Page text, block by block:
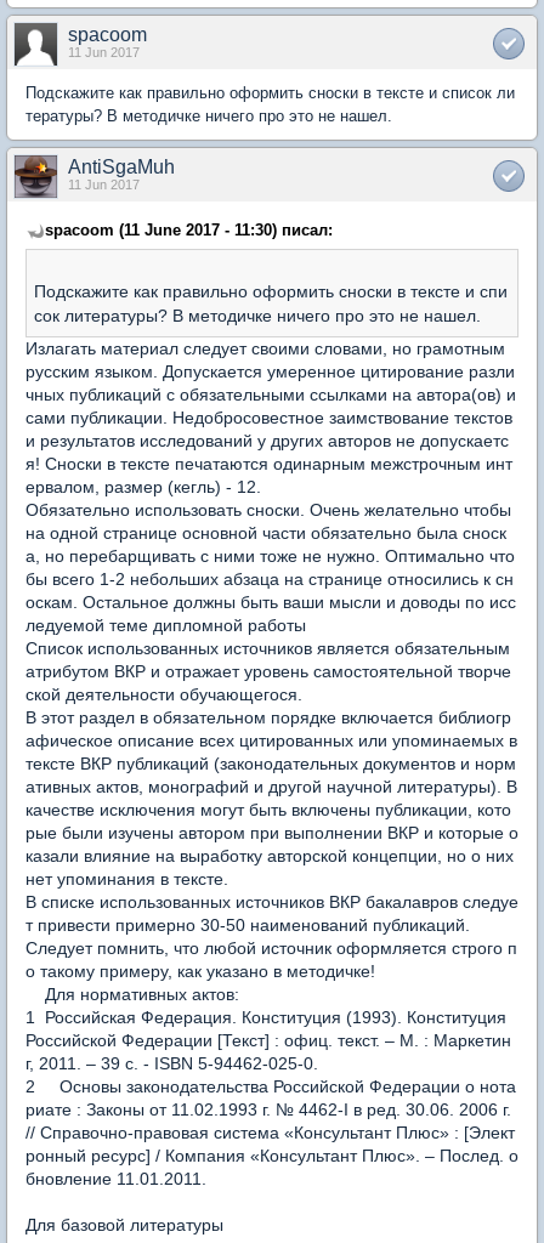
spacoom
11 Jun 2017
Подскажите как правильно оформить сноски в тексте и список ли
тературы? В методичке ничего про это не нашел.
AntiSgaMuh
11 Jun 2017
spacoom (11 June 2017 - 11:30) писал:
Подскажите как правильно оформить сноски в тексте и спи
сок литературы? В методичке ничего про это не нашел.
Излагать материал следует своими словами, но грамотным
русским языком. Допускается умеренное цитирование разли
чных публикаций с обязательными ссылками на автора(ов) и
сами публикации. Недобросовестное заимствование текстов
и результатов исследований у других авторов не допускаетс
я! Сноски в тексте печатаются одинарным межстрочным инт
ервалом, размер (кегль) - 12.
Обязательно использовать сноски. Очень желательно чтобы
на одной странице основной части обязательно была сноск
а, но перебарщивать с ними тоже не нужно. Оптимально что
бы всего 1-2 небольших абзаца на странице относились к сн
оскам. Остальное должны быть ваши мысли и доводы по исс
ледуемой теме дипломной работы
Список использованных источников является обязательным
атрибутом ВКР и отражает уровень самостоятельной творче
ской деятельности обучающегося.
В этот раздел в обязательном порядке включается библиогр
афическое описание всех цитированных или упоминаемых в
тексте ВКР публикаций (законодательных документов и норм
ативных актов, монографий и другой научной литературы). В
качестве исключения могут быть включены публикации, кото
рые были изучены автором при выполнении ВКР и которые о
казали влияние на выработку авторской концепции, но о них
нет упоминания в тексте.
В списке использованных источников ВКР бакалавров следуе
т привести примерно 30-50 наименований публикаций.
Следует помнить, что любой источник оформляется строго п
о такому примеру, как указано в методичке!
Для нормативных актов:
1 Российская Федерация. Конституция (1993). Конституция
Российской Федерации [Текст] : офиц. текст. – М. : Маркетин
г, 2011. – 39 с. - ISBN 5-94462-025-0.
2 Основы законодательства Российской Федерации о нота
риате : Законы от 11.02.1993 г. № 4462-I в ред. 30.06. 2006 г.
// Справочно-правовая система «Консультант Плюс» : [Элект
ронный ресурс] / Компания «Консультант Плюс». – Послед. о
бновление 11.01.2011.
Для базовой литературы